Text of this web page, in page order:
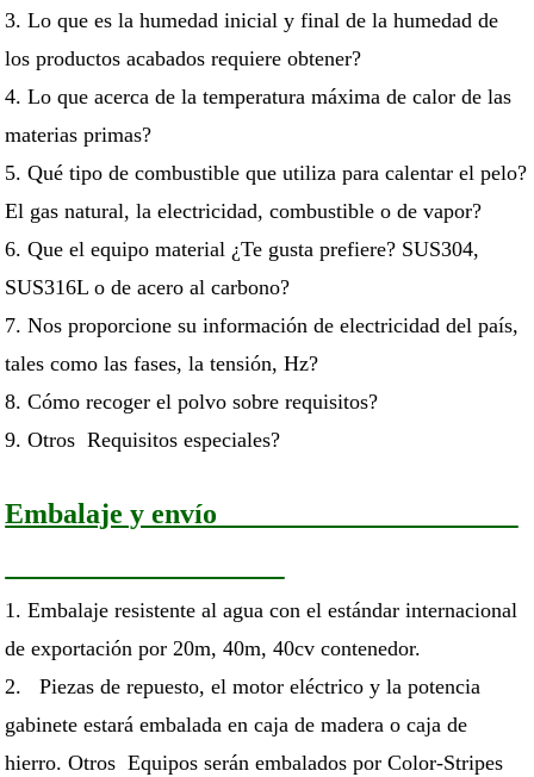
3. Lo que es la humedad inicial y final de la humedad de
los productos acabados requiere obtener?
4. Lo que acerca de la temperatura máxima de calor de las
materias primas?
5. Qué tipo de combustible que utiliza para calentar el pelo?
El gas natural, la electricidad, combustible o de vapor?
6. Que el equipo material ¿Te gusta prefiere? SUS304,
SUS316L o de acero al carbono?
7. Nos proporcione su información de electricidad del país,
tales como las fases, la tensión, Hz?
8. Cómo recoger el polvo sobre requisitos?
9. Otros Requisitos especiales?
Embalaje y envío
1. Embalaje resistente al agua con el estándar internacional
de exportación por 20m, 40m, 40cv contenedor.
2. Piezas de repuesto, el motor eléctrico y la potencia
gabinete estará embalada en caja de madera o caja de
hierro. Otros Equipos serán embalados por Color-Stripes